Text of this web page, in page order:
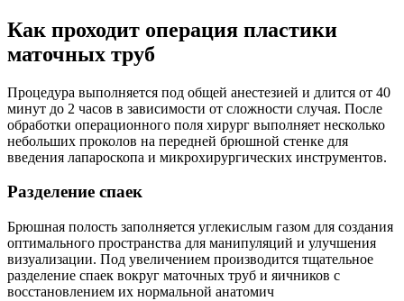
Как проходит операция пластики
маточных труб
Процедура выполняется под общей анестезией и длится от 40
минут до 2 часов в зависимости от сложности случая. После
обработки операционного поля хирург выполняет несколько
небольших проколов на передней брюшной стенке для
введения лапароскопа и микрохирургических инструментов.
Разделение спаек
Брюшная полость заполняется углекислым газом для создания
оптимального пространства для манипуляций и улучшения
визуализации. Под увеличением производится тщательное
разделение спаек вокруг маточных труб и яичников с
восстановлением их нормальной анатомич